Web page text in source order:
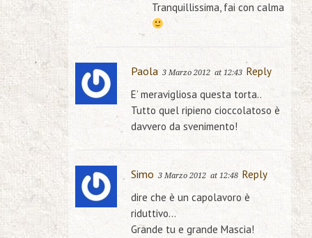
Tranquillissima, fai con calma
Paola 3 Marzo 2012 at 12:43 Reply
E’ meravigliosa questa torta..
Tutto quel ripieno cioccolatoso è
davvero da svenimento!
Simo 3 Marzo 2012 at 12:48 Reply
dire che è un capolavoro è
riduttivo…
Grande tu e grande Mascia!